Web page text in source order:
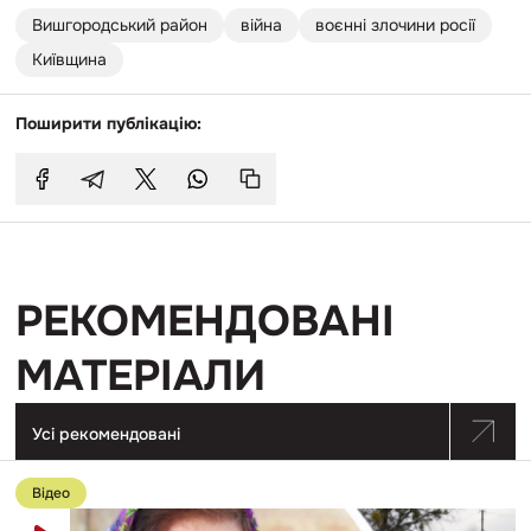
Вишгородський район війна
воєнні злочини росії
Київщина
Поширити публікацію:
РЕКОМЕНДОВАНІ
МАТЕРІАЛИ
Усі рекомендовані
Перейти
до
публікації
Буряти
Відео